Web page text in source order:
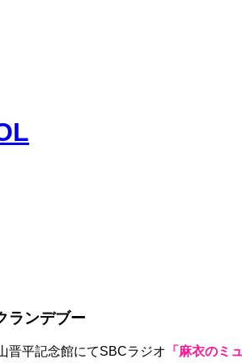
ランデブー
晋平記念館にてSBCラジオ 「麻衣のミ